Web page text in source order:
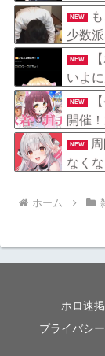
尻穴
NEW
少数
NEW
いよ
NEW
開催
着！
NEW
なく
ホーム
ホロ速
プライバシ